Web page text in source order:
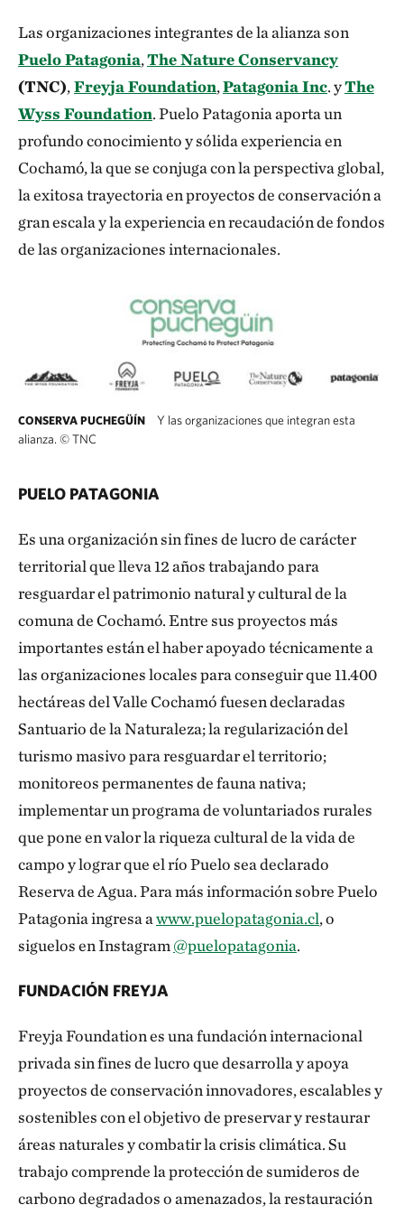
Las organizaciones integrantes de la alianza son
Puelo Patagonia,The Nature Conservancy
(TNC), Freyja Foundation,Patagonia Inc. yThe
Wyss Foundation. Puelo Patagonia aporta un
profundo conocimiento y sólida experiencia en
Cochamó, la que se conjuga con la perspectiva global,
la exitosa trayectoria en proyectos de conservación a
gran escala y la experiencia en recaudación de fondos
de las organizaciones internacionales.
CONSERVA PUCHEGÜÍN
Y las organizaciones que integran esta
alianza. ©TNC
PUELO PATAGONIA
Es una organización sin fines de lucro de carácter
territorial que lleva 12 años trabajando para
resguardar el patrimonio natural y cultural de la
comuna de Cochamó. Entre sus proyectos más
importantes están el haber apoyado técnicamente a
las organizaciones locales para conseguir que 11.400
hectáreas del Valle Cochamó fuesen declaradas
Santuario de la Naturaleza; la regularización del
turismo masivo para resguardar el territorio;
monitoreos permanentes de fauna nativa;
implementar un programa de voluntariados rurales
que pone en valor la riqueza cultural de la vida de
campo y lograr que el río Puelo sea declarado
Reserva de Agua. Para más información sobre Puelo
Patagonia ingresa awww.puelopatagonia.cl, o
siguelos en Instagram @puelopatagonia.
FUNDACIÓN FREYJA
Freyja Foundation es una fundación internacional
privada sin fines de lucro que desarrolla y apoya
proyectos de conservación innovadores, escalables y
sostenibles con el objetivo de preservar y restaurar
áreas naturales y combatir la crisis climática. Su
trabajo comprende la protección de sumideros de
carbono degradados o amenazados, la restauración